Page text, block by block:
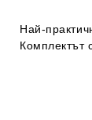
Най-
Комплектът